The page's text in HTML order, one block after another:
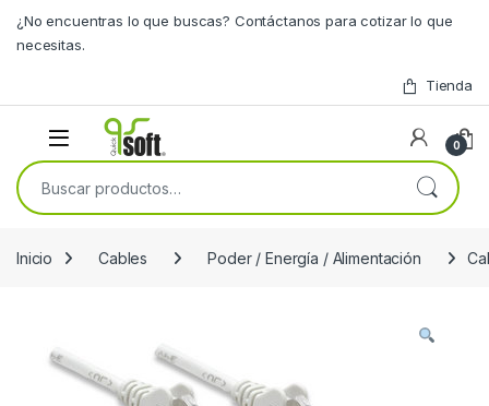
¿No encuentras lo que buscas? Contáctanos para cotizar lo que
necesitas.
Tienda
0
Buscar por:
Inicio Cables Poder / Energía / Alimentación